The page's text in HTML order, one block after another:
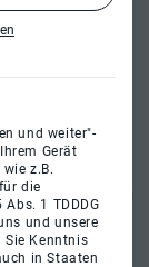
und weiter"-
Gerät
z.B.
die
1 TDDDG
und unsere
Sie Kenntnis
in Staaten